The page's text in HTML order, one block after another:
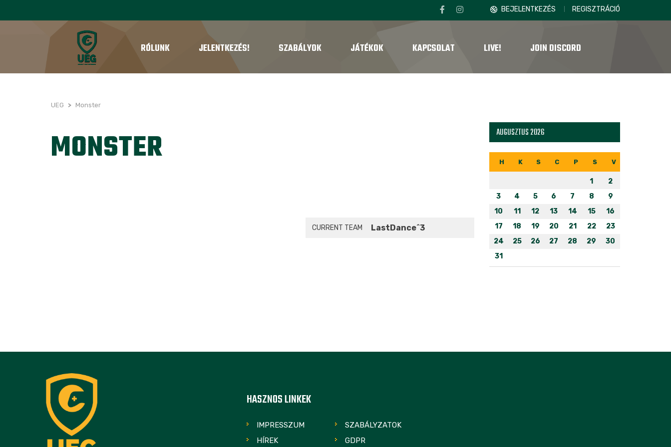
BEJELENTKEZÉS REGISZTRÁCIÓ
RÓLUNK JELENTKEZÉS! SZABÁLYOK JÁTÉKOK KAPCSOLAT LIVE! JOIN DISCORD
UEG > Monster
MONSTER
CURRENT TEAM LastDance^3
AUGUSZTUS 2026
H K S C P S V
1
2
3
4 5 6 7 8
9
10
11 12 13 14 15
16
17
18 19 20 21 22
23
24
25 26 27 28 29
30
31
HASZNOS LINKEK
IMPRESSZUM
SZABÁLYZATOK
HÍREK
GDPR